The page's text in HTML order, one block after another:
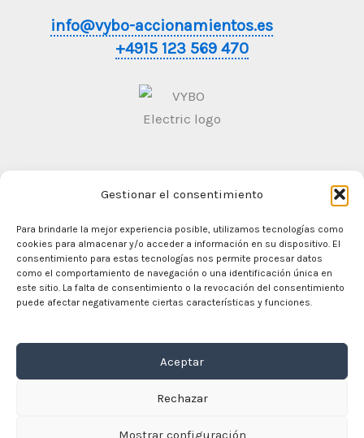
Gestionar el consentimiento
Para brindarle la mejor experiencia posible, utilizamos tecnologías como
cookies para almacenar y/o acceder a información en su dispositivo. El
consentimiento para estas tecnologías nos permite procesar datos
como el comportamiento de navegación o una identificación única en
este sitio. La falta de consentimiento o la revocación del consentimiento
puede afectar negativamente ciertas características y funciones.
Aceptar
Rechazar
Mostrar configuración
info@vybo-accionamientos.es
+4915 123 569 470
Politica de
Privacidad
En casa
Motores eléctricos
Convertidor de frecuencia
Contacto